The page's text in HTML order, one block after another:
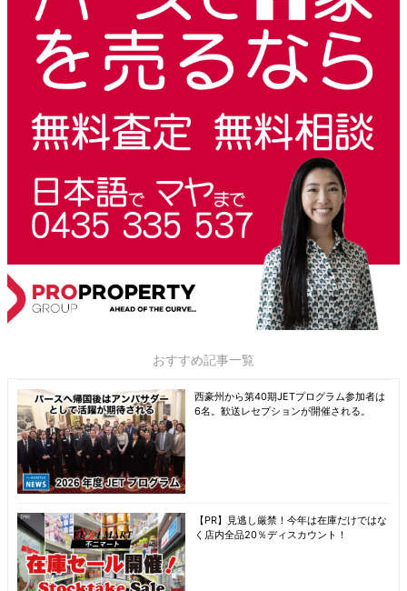
おすすめ記事一覧
西豪州から第40期JETプログラム参加者は
6名。歓送レセプションが開催される。
【PR】見逃し厳禁！今年は在庫だけではな
く店内全品20％ディスカウント！